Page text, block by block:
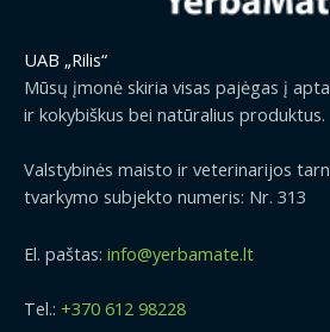
UAB „Rilis“
Mūsų įmonė skiria visas pajėgas į
ir kokybiškus bei natūralius produktus.
Valstybinės maisto ir veterinarijos
tvarkymo subjekto numeris: Nr. 313
El. paštas: info@yerbamate.lt
Tel.: +370 612 98228